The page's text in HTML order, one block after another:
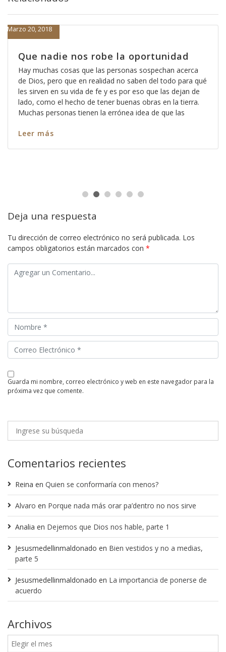
Que nadie nos robe la oportunidad
Marzo 20, 2018
Hay muchas cosas que las personas sospechan acerca
de Dios, pero que en realidad no saben del todo para qué
les sirven en su vida de fe y es por eso que las dejan de
lado, como el hecho de tener buenas obras en la tierra.
Muchas personas tienen la errónea idea de que las
Leer más
Deja una respuesta
Tu dirección de correo electrónico no será publicada. Los
campos obligatorios están marcados con *
guarda mi nombre, correo electrónico y web en este navegador para la
próxima vez que comente.
Comentarios recientes
Reina en Quien se conformaría con menos?
Alvaro en Porque nada más orar pa’dentro no nos sirve
Analia en Dejemos que Dios nos hable, parte 1
Jesusmedellinmaldonado en Bien vestidos y no a medias,
parte 5
Jesusmedellinmaldonado en La importancia de ponerse de
acuerdo
Archivos